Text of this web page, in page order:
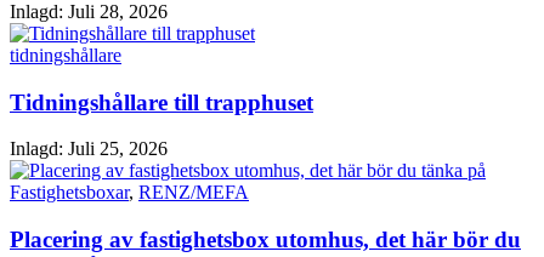
Inlagd: Juli 28, 2026
tidningshållare
Tidningshållare till trapphuset
Inlagd: Juli 25, 2026
Fastighetsboxar, RENZ/MEFA
Placering av fastighetsbox utomhus, det här bör du